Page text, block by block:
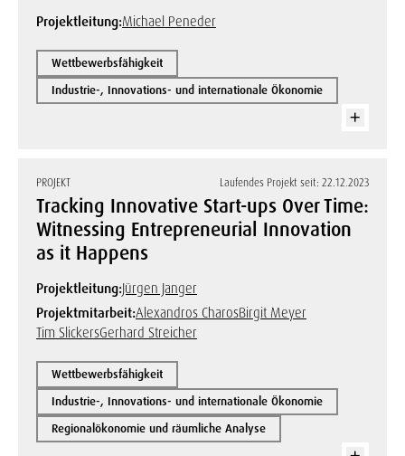
Projektleitung:Michael Peneder
Wettbewerbsfähigkeit
Industrie-, Innovations- und internationale Ökonomie
PROJEKT Laufendes Projekt seit: 22.12.2023
Tracking Innovative Start-ups Over Time:
Witnessing Entrepreneurial Innovation
as it Happens
Projektleitung:Jürgen Janger
Projektmitarbeit:Alexandros CharosBirgit Meyer
Tim SlickersGerhard Streicher
Wettbewerbsfähigkeit
Industrie-, Innovations- und internationale Ökonomie
Regionalökonomie und räumliche Analyse